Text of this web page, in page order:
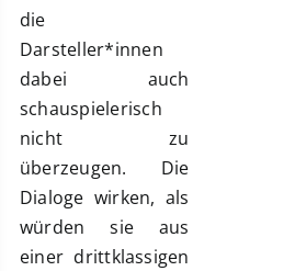
die
Darsteller*innen
dabei auch
schauspielerisch
nicht zu
überzeugen. Die
Dialoge wirken, als
würden sie aus
einer drittklassigen